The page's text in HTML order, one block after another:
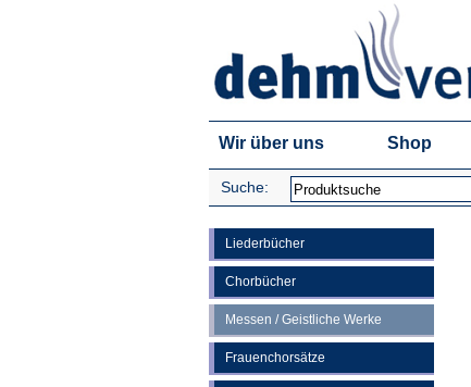
Wir über uns Shop
Suche:
Liederbücher
Chorbücher
Messen / Geistliche Werke
Frauenchorsätze